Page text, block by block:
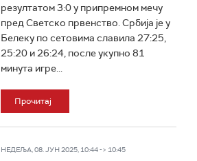
резултатом 3:0 у припремном мечу
пред Светско првенство. Србија је у
Белеку по сетовима славила 27:25,
25:20 и 26:24, после укупно 81
минута игре...
Прочитај
НЕДЕЉА, 08. ЈУН 2025, 10:44 -> 10:45